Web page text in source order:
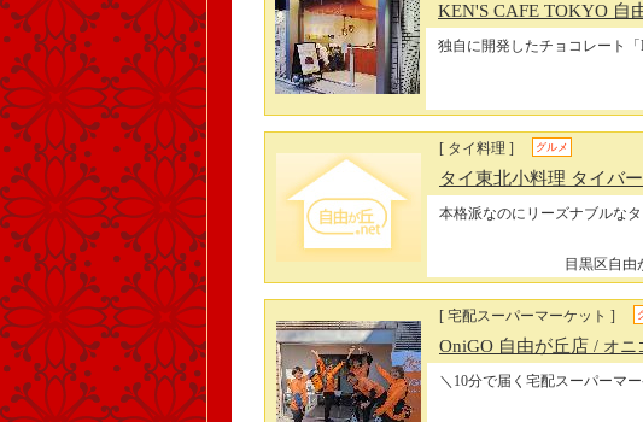
KEN'S CAFE TOKYO 自
独自に開発したチョコレート
[ タイ料理 ] グルメ
タイ東北小料理 タイバ
本格派なのにリーズナブルな
目黒区自由
[ 宅配スーパーマーケット ]
OniGO 自由が丘店 / オニ
＼10分で届く宅配スーパーマ